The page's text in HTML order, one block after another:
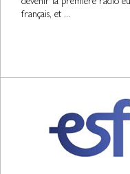
devenir la première radio
français, et ...